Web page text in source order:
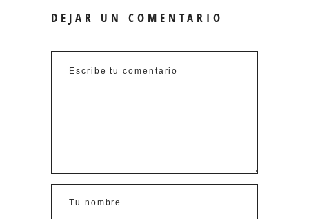
DEJAR UN COMENTARIO